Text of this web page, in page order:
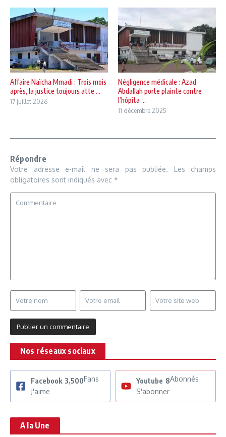
Affaire Naïcha Mmadi : Trois mois
après, la justice toujours atte ...
17 juillet 2026
Négligence médicale : Azad
Abdallah porte plainte contre
l’hôpita ...
11 décembre 2025
Répondre
Votre adresse e-mail ne sera pas publiée.
Les champs
obligatoires sont indiqués avec *
Nos réseaux sociaux
Facebook 3,500Fans
J'aime
Youtube 8Abonnés
S'abonner
A la Une